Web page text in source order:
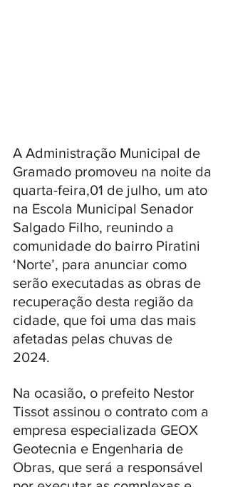
A Administração Municipal de
Gramado promoveu na noite da
quarta-feira,01 de julho, um ato
na Escola Municipal Senador
Salgado Filho, reunindo a
comunidade do bairro Piratini
‘Norte’, para anunciar como
serão executadas as obras de
recuperação desta região da
cidade, que foi uma das mais
afetadas pelas chuvas de
2024.
Na ocasião, o prefeito Nestor
Tissot assinou o contrato com a
empresa especializada GEOX
Geotecnia e Engenharia de
Obras, que será a responsável